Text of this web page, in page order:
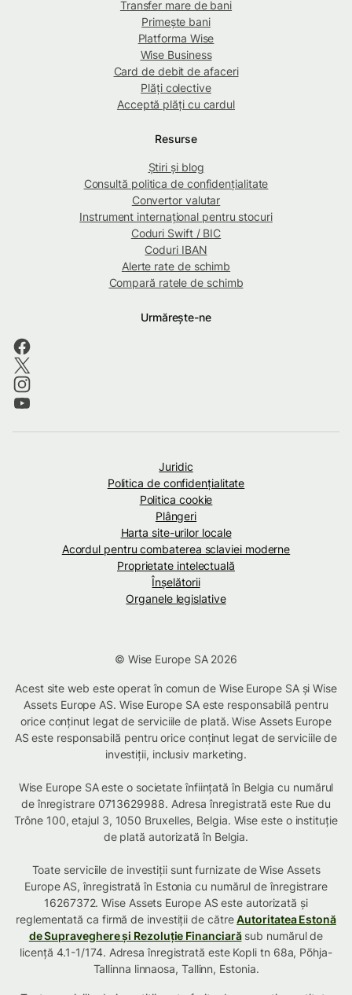
Transfer mare de bani
Primește bani
Platforma Wise
Wise Business
Card de debit de afaceri
Plăți colective
Acceptă plăți cu cardul
Resurse
Știri și blog
Consultă politica de confidențialitate
Convertor valutar
Instrument internațional pentru stocuri
Coduri Swift / BIC
Coduri IBAN
Alerte rate de schimb
Compară ratele de schimb
Urmărește-ne
Juridic
Politica de confidenţialitate
Politica cookie
Plângeri
Harta site-urilor locale
Acordul pentru combaterea sclaviei moderne
Proprietate intelectuală
Înșelătorii
Organele legislative
© Wise Europe SA 2026
Acest site web este operat în comun de Wise Europe SA și Wise
Assets Europe AS. Wise Europe SA este responsabilă pentru
orice conținut legat de serviciile de plată. Wise Assets Europe
AS este responsabilă pentru orice conținut legat de serviciile de
investiții, inclusiv marketing.
Wise Europe SA este o societate înființată în Belgia cu numărul
de înregistrare 0713629988. Adresa înregistrată este Rue du
Trône 100, etajul 3, 1050 Bruxelles, Belgia. Wise este o instituție
de plată autorizată în Belgia.
Toate serviciile de investiții sunt furnizate de Wise Assets
Europe AS, înregistrată în Estonia cu numărul de înregistrare
16267372. Wise Assets Europe AS este autorizată și
reglementată ca firmă de investiții de cătreAutoritatea Estonă
de Supraveghere și Rezoluție Financiarăsub numărul de
licență 4.1-1/174. Adresa înregistrată este Kopli tn 68a, Põhja-
Tallinna linnaosa, Tallinn, Estonia.